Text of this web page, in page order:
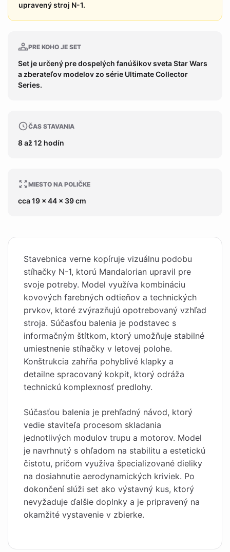
upravený stroj N-1.
PRE KOHO JE SET
Set je určený pre dospelých fanúšikov sveta Star Wars
a zberateľov modelov zo série Ultimate Collector
Series.
ČAS STAVANIA
8 až 12 hodín
MIESTO NA POLIČKE
cca 19 x 44 x 39 cm
Stavebnica verne kopíruje vizuálnu podobu
stíhačky N-1, ktorú Mandalorian upravil pre
svoje potreby. Model využíva kombináciu
kovových farebných odtieňov a technických
prvkov, ktoré zvýrazňujú opotrebovaný vzhľad
stroja. Súčasťou balenia je podstavec s
informačným štítkom, ktorý umožňuje stabilné
umiestnenie stíhačky v letovej polohe.
Konštrukcia zahŕňa pohyblivé klapky a
detailne spracovaný kokpit, ktorý odráža
technickú komplexnosť predlohy.
Súčasťou balenia je prehľadný návod, ktorý
vedie staviteľa procesom skladania
jednotlivých modulov trupu a motorov. Model
je navrhnutý s ohľadom na stabilitu a estetickú
čistotu, pričom využíva špecializované dieliky
na dosiahnutie aerodynamických kriviek. Po
dokončení slúži set ako výstavný kus, ktorý
nevyžaduje ďalšie doplnky a je pripravený na
okamžité vystavenie v zbierke.